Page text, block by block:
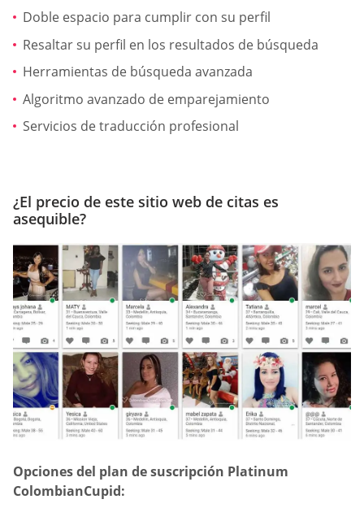
Doble espacio para cumplir con su perfil
Resaltar su perfil en los resultados de búsqueda
Herramientas de búsqueda avanzada
Algoritmo avanzado de emparejamiento
Servicios de traducción profesional
¿El precio de este sitio web de citas es
asequible?
Opciones del plan de suscripción Platinum
ColombianCupid: